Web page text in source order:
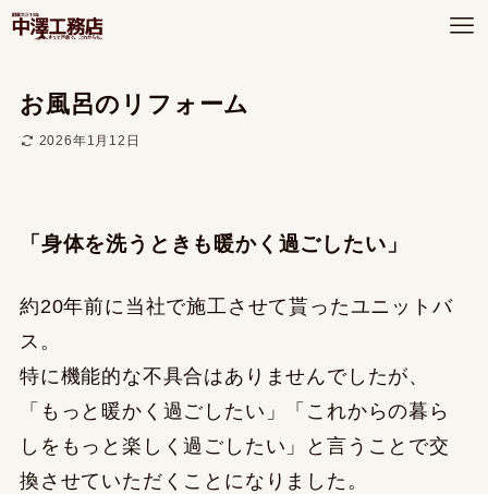
お風呂のリフォーム
2026年1月12日
「身体を洗うときも暖かく過ごしたい」
約20年前に当社で施工させて貰ったユニットバ
ス。
特に機能的な不具合はありませんでしたが、
「もっと暖かく過ごしたい」「これからの暮ら
しをもっと楽しく過ごしたい」と言うことで交
換させていただくことになりました。